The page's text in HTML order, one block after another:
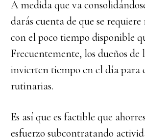
A medida que va
darás cuenta de que se
con el poco tiempo disponible
Frecuentemente, los dueños de
invierten tiempo en el día para
rutinarias.
Es así que es factible que
esfuerzo subcontratando